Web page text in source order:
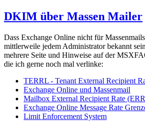
DKIM über Massen Mailer
Dass Exchange Online nicht für
mittlerweile jedem Administrator bekannt
mehrere Seite und Hinweise auf der
die ich gerne noch mal verlinke:
TERRL - Tenant External Recipient
Exchange Online und Massenmail
Mailbox External Recipient Rate
Exchange Online Message Rate
Limit Enforcement System